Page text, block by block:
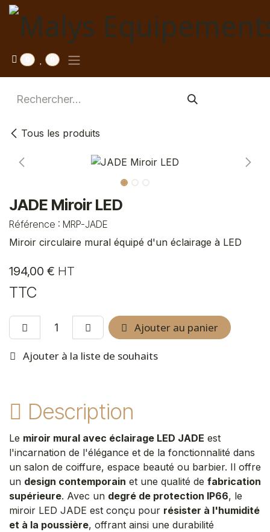
Se rendre au contenu
Tous les produits
JADE Miroir LED
Référence : MRP-JADE
Miroir circulaire mural équipé d'un éclairage à LED
194,00 € HT
TTC
Ajouter au panier
Ajouter à la liste de souhaits
Description
Le miroir mural avec éclairage LED JADE est
l'incarnation de l'élégance et de la fonctionnalité dans
un salon de coiffure, espace beauté ou barbier. Il offre
un design contemporain et une qualité de fabrication
supérieure. Avec un degré de protection IP66, le
miroir LED JADE est conçu pour résister à l'humidité
et à la poussière, offrant ainsi une durabilité